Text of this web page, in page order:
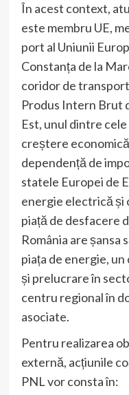
În acest context,
este membru UE,
port al Uniunii
Constanța de la
coridor de
Produs Intern Brut
Est, unul dintre
creștere
dependență de
statele Europei de
energie electrică și
piață de desfacere
România are șansa
piața de energie,
și prelucrare în
centru regional în
asociate.
Pentru realizarea
externă, acțiunile
PNL vor consta în: